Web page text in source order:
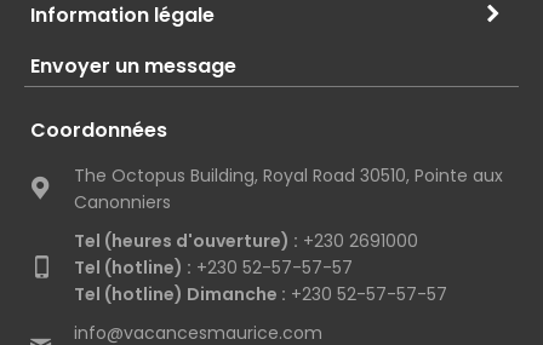
Information légale
Envoyer un message
Coordonnées
The Octopus Building, Royal Road 30510, Pointe aux
Canonniers
Tel (heures d'ouverture) : +230 2691000
Tel (hotline) : +230 52-57-57-57
Tel (hotline) Dimanche : +230 52-57-57-57
info@vacancesmaurice.com